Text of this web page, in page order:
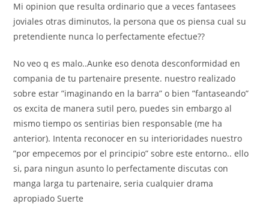
Mi opinion que resulta ordinario que a veces fantasees
joviales otras diminutos, la persona que os piensa cual su
pretendiente nunca lo perfectamente efectue??
No veo q es malo..Aunke eso denota desconformidad en
compania de tu partenaire presente. nuestro realizado
sobre estar ”imaginando en la barra” o bien ”fantaseando”
os excita de manera sutil pero, puedes sin embargo al
mismo tiempo os sentirias bien responsable (me ha
anterior). Intenta reconocer en su interioridades nuestro
”por empecemos por el principio” sobre este entorno.. ello
si, para ningun asunto lo perfectamente discutas con
manga larga tu partenaire, seri­a cualquier drama
apropiado Suerte